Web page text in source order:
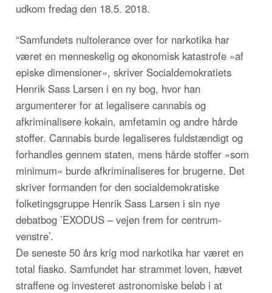
udkom fredag den 18.5. 2018.
“Samfundets nultolerance over for narkotika har
været en menneskelig og økonomisk katastrofe »af
episke dimensioner«, skriver Socialdemokratiets
Henrik Sass Larsen i en ny bog, hvor han
argumenterer for at legalisere cannabis og
afkriminalisere kokain, amfetamin og andre hårde
stoffer. Cannabis burde legaliseres fuldstændigt og
forhandles gennem staten, mens hårde stoffer »som
minimum« burde afkriminaliseres for brugerne. Det
skriver formanden for den socialdemokratiske
folketingsgruppe Henrik Sass Larsen i sin nye
debatbog ’EXODUS – vejen frem for centrum-
venstre’.
De seneste 50 års krig mod narkotika har været en
total fiasko. Samfundet har strammet loven, hævet
straffene og investeret astronomiske beløb i at